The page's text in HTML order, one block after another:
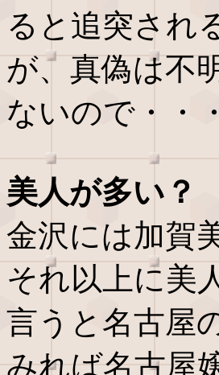
ると追突され
が、真偽は不
ないので・・
美人が多い？
金沢には加賀
それ以上に美
言うと名古屋
みれば名古屋